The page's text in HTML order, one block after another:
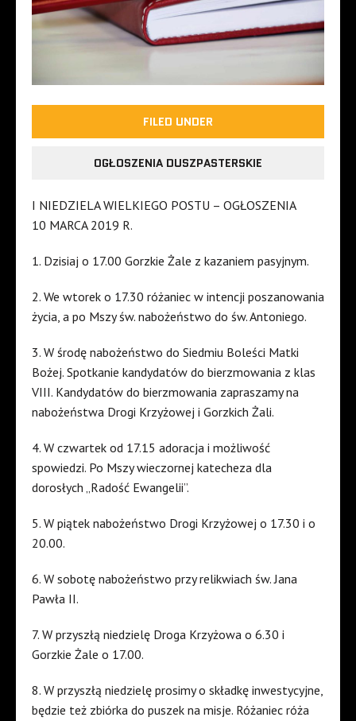
FILED UNDER
OGŁOSZENIA DUSZPASTERSKIE
I NIEDZIELA WIELKIEGO POSTU – OGŁOSZENIA
10 MARCA 2019 R.
1. Dzisiaj o 17.00 Gorzkie Żale z kazaniem pasyjnym.
2. We wtorek o 17.30 różaniec w intencji poszanowania
życia, a po Mszy św. nabożeństwo do św. Antoniego.
3. W środę nabożeństwo do Siedmiu Boleści Matki
Bożej. Spotkanie kandydatów do bierzmowania z klas
VIII. Kandydatów do bierzmowania zapraszamy na
nabożeństwa Drogi Krzyżowej i Gorzkich Żali.
4. W czwartek od 17.15 adoracja i możliwość
spowiedzi. Po Mszy wieczornej katecheza dla
dorosłych „Radość Ewangelii”.
5. W piątek nabożeństwo Drogi Krzyżowej o 17.30 i o
20.00.
6. W sobotę nabożeństwo przy relikwiach św. Jana
Pawła II.
7. W przyszłą niedzielę Droga Krzyżowa o 6.30 i
Gorzkie Żale o 17.00.
8. W przyszłą niedzielę prosimy o składkę inwestycyjne,
będzie też zbiórka do puszek na misje. Różaniec róża